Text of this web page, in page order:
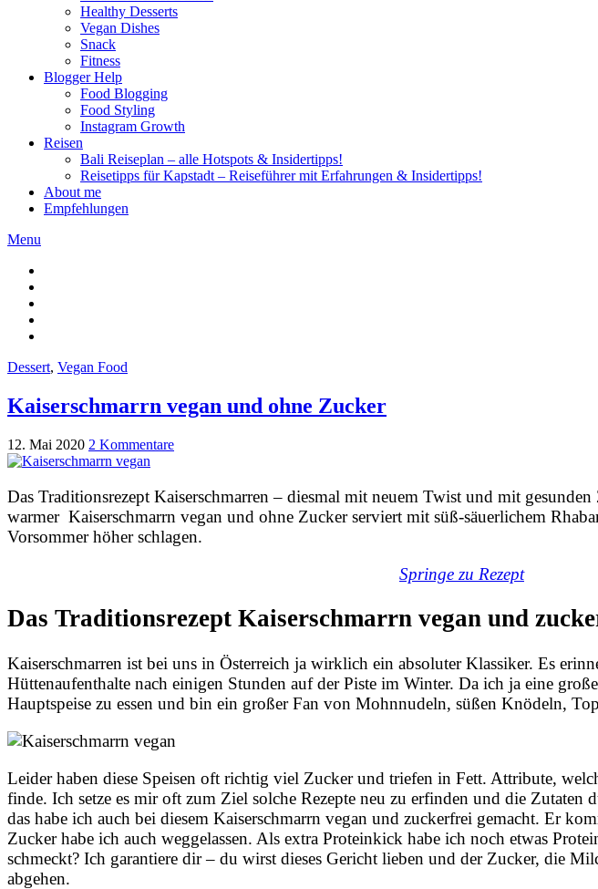
Healthy Desserts
Vegan Dishes
Snack
Fitness
Blogger Help
Food Blogging
Food Styling
Instagram Growth
Reisen
Bali Reiseplan – alle Hotspots & Insidertipps!
Reisetipps für Kapstadt – Reiseführer mit Erfahrungen & Insidertipps!
About me
Empfehlungen
Menu
Dessert, Vegan Food
Kaiserschmarrn vegan und ohne Zucker
12. Mai 2020 2 Kommentare
Das Traditionsrezept Kaiserschmarren – diesmal mit neuem Twist und mit
warmer Kaiserschmarrn vegan und ohne Zucker serviert mit süß-säuerlichem
Vorsommer höher schlagen.
Springe zu Rezept
Das Traditionsrezept Kaiserschmarrn vegan und
Kaiserschmarren ist bei uns in Österreich ja wirklich ein absoluter Klassiker. Es
Hüttenaufenthalte nach einigen Stunden auf der Piste im Winter. Da ich ja eine
Hauptspeise zu essen und bin ein großer Fan von Mohnnudeln, süßen Knödeln,
Leider haben diese Speisen oft richtig viel Zucker und triefen in Fett. Attribute,
finde. Ich setze es mir oft zum Ziel solche Rezepte neu zu erfinden und die Zutaten
das habe ich auch bei diesem Kaiserschmarrn vegan und zuckerfrei gemacht. Er
Zucker habe ich auch weggelassen. Als extra Proteinkick habe ich noch etwas
schmeckt? Ich garantiere dir – du wirst dieses Gericht lieben und der Zucker, die
abgehen.